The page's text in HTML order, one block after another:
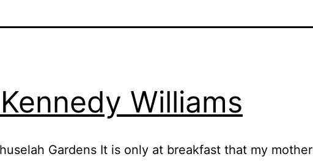
Williams
Gardens It is only at breakfast that my mother